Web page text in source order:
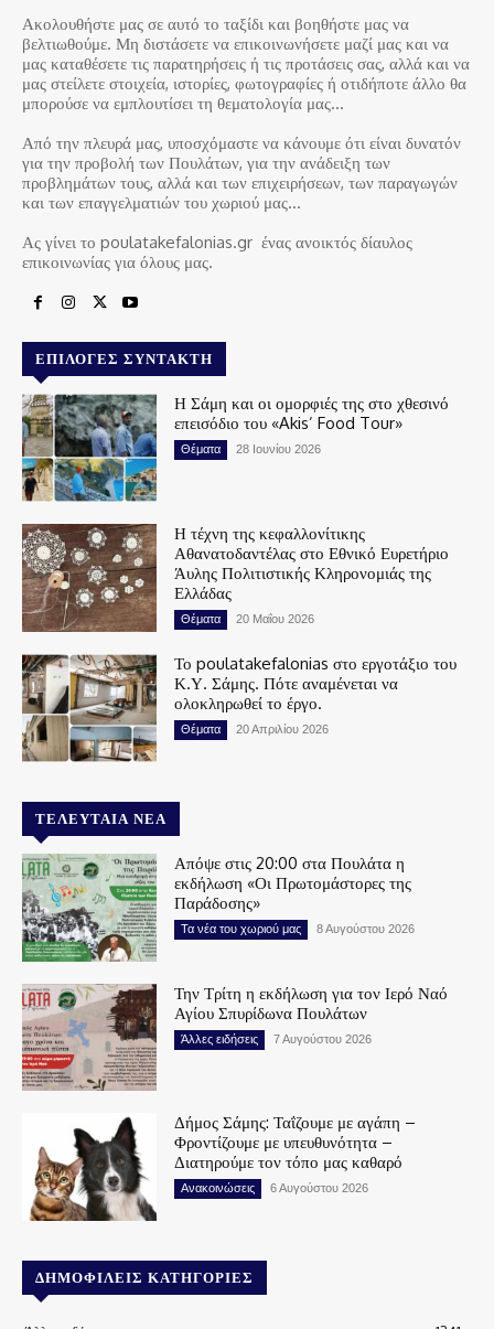
Ακολουθήστε μας σε αυτό το ταξίδι και βοηθήστε μας να
βελτιωθούμε. Μη διστάσετε να επικοινωνήσετε μαζί μας και να
μας καταθέσετε τις παρατηρήσεις ή τις προτάσεις σας, αλλά και να
μας στείλετε στοιχεία, ιστορίες, φωτογραφίες ή οτιδήποτε άλλο θα
μπορούσε να εμπλουτίσει τη θεματολογία μας…
Από την πλευρά μας, υποσχόμαστε να κάνουμε ότι είναι δυνατόν
για την προβολή των Πουλάτων, για την ανάδειξη των
προβλημάτων τους, αλλά και των επιχειρήσεων, των παραγωγών
και των επαγγελματιών του χωριού μας…
Ας γίνει το poulatakefalonias.gr ένας ανοικτός δίαυλος
επικοινωνίας για όλους μας.
ΕΠΙΛΟΓΈΣ ΣΥΝΤΆΚΤΗ
Η Σάμη και οι ομορφιές της στο χθεσινό
επεισόδιο του «Akis’ Food Tour»
Θέματα 28 Ιουνίου 2026
Η τέχνη της κεφαλλονίτικης
Αθανατοδαντέλας στο Εθνικό Ευρετήριο
Άυλης Πολιτιστικής Κληρονομιάς της
Ελλάδας
Θέματα 20 Μαΐου 2026
Το poulatakefalonias στο εργοτάξιο του
Κ.Υ. Σάμης. Πότε αναμένεται να
ολοκληρωθεί το έργο.
Θέματα 20 Απριλίου 2026
ΤΕΛΕΥΤΑΊΑ ΝΈΑ
Απόψε στις 20:00 στα Πουλάτα η
εκδήλωση «Οι Πρωτομάστορες της
Παράδοσης»
Τα νέα του χωριού μας 8 Αυγούστου 2026
Την Τρίτη η εκδήλωση για τον Ιερό Ναό
Αγίου Σπυρίδωνα Πουλάτων
Άλλες ειδήσεις 7 Αυγούστου 2026
Δήμος Σάμης: Ταΐζουμε με αγάπη –
Φροντίζουμε με υπευθυνότητα –
Διατηρούμε τον τόπο μας καθαρό
Ανακοινώσεις 6 Αυγούστου 2026
ΔΗΜΟΦΙΛΕΊΣ ΚΑΤΗΓΟΡΊΕΣ